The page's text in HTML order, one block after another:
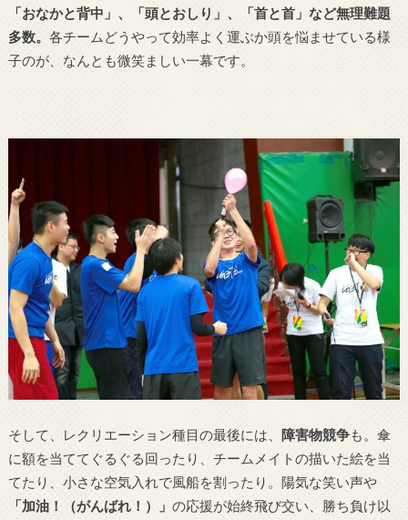
「おなかと背中」、「頭とおしり」、「首と首」など無理難題
多数。 各チームどうやって効率よく運ぶか頭を悩ませている様
子のが、なんとも微笑ましい一幕です。
そして、レクリエーション種目の最後には、 障害物競争も。傘
に額を当ててぐるぐる回ったり、チームメイトの描いた絵を当
てたり、小さな空気入れで風船を割ったり。陽気な笑い声や
「加油！（がんばれ！）」 の応援が始終飛び交い、勝ち負け以